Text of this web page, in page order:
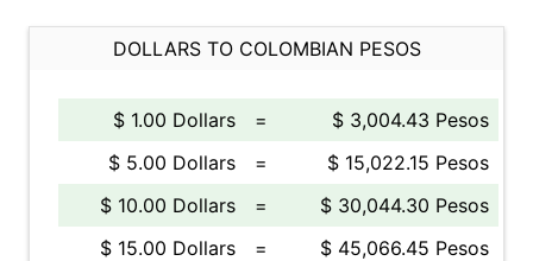
DOLLARS TO COLOMBIAN PESOS
$ 1.00 Dollars =
$ 3,004.43 Pesos
$ 5.00 Dollars
=
$ 15,022.15 Pesos
$ 10.00 Dollars
=
$ 30,044.30 Pesos
$ 15.00 Dollars
=
$ 45,066.45 Pesos